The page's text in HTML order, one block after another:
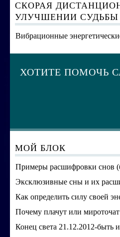
СКОРАЯ
УЛУЧШЕНИИ СУДЬБЫ
Вибрационные
ХОТИТЕ ПОМОЧЬ
МОЙ БЛОК
Примеры расшифровки снов
Эксклюзивные сны и их
Как определить силу своей
Почему плачут или
Конец света 21.12.2012-быть